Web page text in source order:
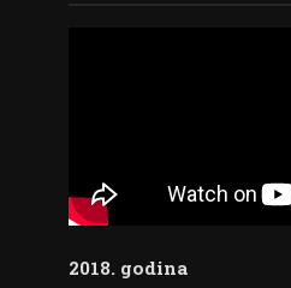
2018. godina